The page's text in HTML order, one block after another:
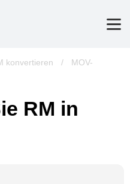
konvertieren /
MOV-
RM in